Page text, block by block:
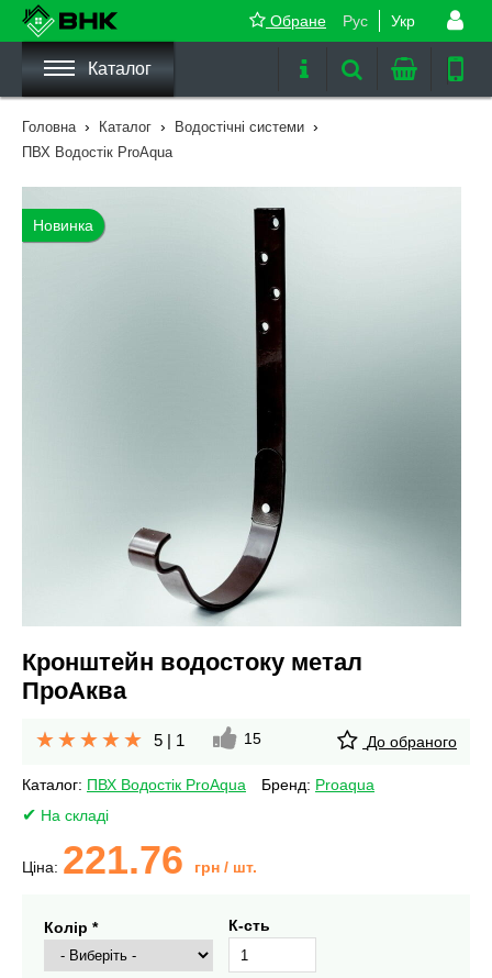
Рус Укр
Обране
Каталог
Головна › Каталог › Водостічні системи ›
ПВХ Водостік ProAqua
Новинка
Кронштейн водостоку метал
ПроАква
5 | 1 15 До обраного
Каталог: ПВХ Водостік ProAqua Бренд: Proaqua
На складі
Ціна: 221.76 грн / шт.
Колір * К-сть